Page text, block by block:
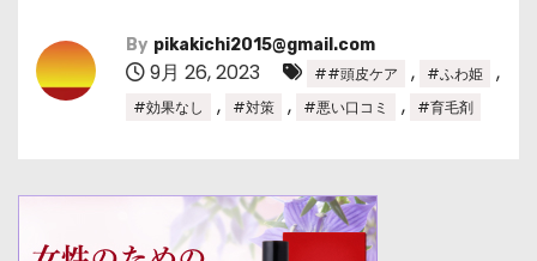
By pikakichi2015@gmail.com
9月 26, 2023 ##頭皮ケア , #ふわ姫 ,
#効果なし , #対策 , #悪い口コミ , #育毛剤